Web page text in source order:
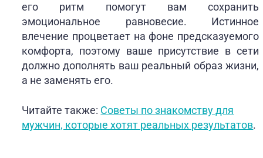
его ритм помогут вам сохранить
эмоциональное равновесие. Истинное
влечение процветает на фоне предсказуемого
комфорта, поэтому ваше присутствие в сети
должно дополнять ваш реальный образ жизни,
а не заменять его.
Читайте также: Советы по знакомству для
мужчин, которые хотят реальных результатов.